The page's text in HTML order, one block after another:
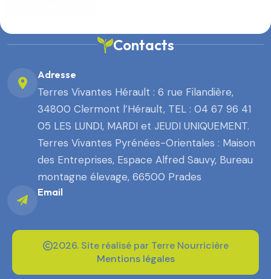
Contacts
Adresse
Terres Vivantes Hérault : 6 rue Filandière,
34800 Clermont l’Hérault, TEL : 04 67 96 41
05 LES LUNDI, MARDI et JEUDI UNIQUEMENT.
Terres Vivantes Pyrénées-Orientales : Maison
des Entreprises, Espace Alfred Sauvy, Bureau
montagne élevage, 66500 Prades
Email
2026. Site réalisé par Terre Nourricière
Mentions légales